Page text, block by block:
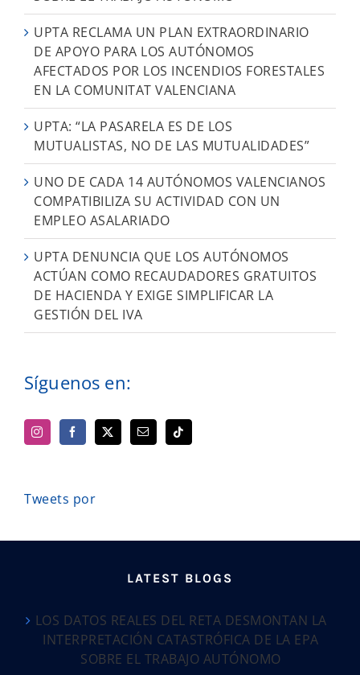
UPTA RECLAMA UN PLAN EXTRAORDINARIO
DE APOYO PARA LOS AUTÓNOMOS
AFECTADOS POR LOS INCENDIOS FORESTALES
EN LA COMUNITAT VALENCIANA
UPTA: “LA PASARELA ES DE LOS
MUTUALISTAS, NO DE LAS MUTUALIDADES”
UNO DE CADA 14 AUTÓNOMOS VALENCIANOS
COMPATIBILIZA SU ACTIVIDAD CON UN
EMPLEO ASALARIADO
UPTA DENUNCIA QUE LOS AUTÓNOMOS
ACTÚAN COMO RECAUDADORES GRATUITOS
DE HACIENDA Y EXIGE SIMPLIFICAR LA
GESTIÓN DEL IVA
Síguenos en:
Tweets por
LATEST BLOGS
LOS DATOS REALES DEL RETA DESMONTAN LA
INTERPRETACIÓN CATASTRÓFICA DE LA EPA
SOBRE EL TRABAJO AUTÓNOMO